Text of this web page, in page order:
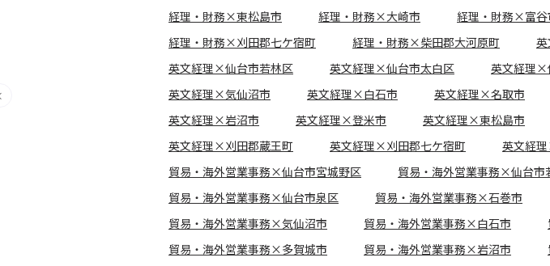
経理・財務×東松島市
経理・財務×大崎市 経理・財務×富谷
経理・財務×刈田郡七ケ宿町
経理・財務×柴田郡大河原町
英文経理×仙台市若林区
英文経理×仙台市太白区 英文経理×
英文経理×気仙沼市
英文経理×白石市 英文経理×名取市
英文経理×岩沼市
英文経理×登米市 英文経理×東松島市
英文経理×刈田郡蔵王町
英文経理×刈田郡七ケ宿町 英文経
貿易・海外営業事務×仙台市宮城野区
貿易・海外営業事務×仙台市
貿易・海外営業事務×仙台市泉区
貿易・海外営業事務×石巻市
貿易・海外営業事務×気仙沼市
貿易・海外営業事務×白石市
貿易・海外営業事務×多賀城市
貿易・海外営業事務×岩沼市